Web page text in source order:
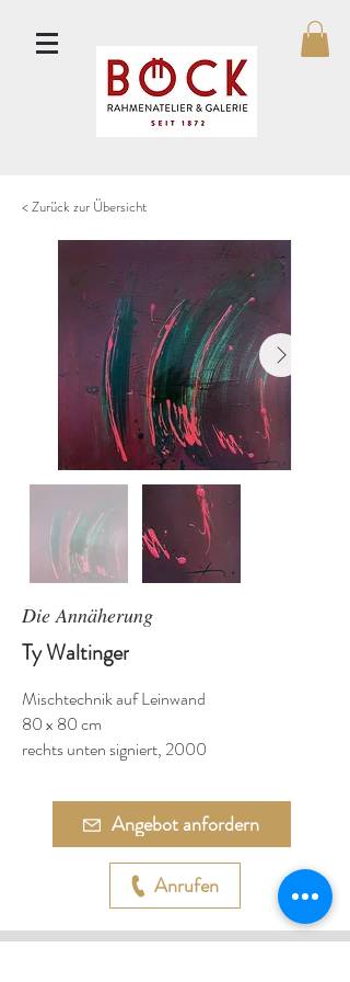
< Zurück zur Übersicht
Die Annäherung
Ty Waltinger
Mischtechnik auf Leinwand
80 x 80 cm
rechts unten signiert, 2000
Angebot anfordern
Anrufen